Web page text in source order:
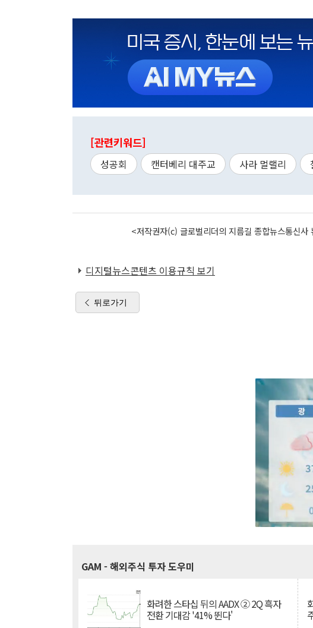
[관련키워드]
성공회 캔터베리 대주교 사라 멀랠리
<저작권자(c) 글로벌리더의 지름길 종합뉴스통신
디지털뉴스콘텐츠 이용규칙 보기
뒤로가기
GAM - 해외주식 투자 도우미
화려한 스타십 뒤의 AADX ② 2Q 흑자
전환 기대감 '41% 뛴다'